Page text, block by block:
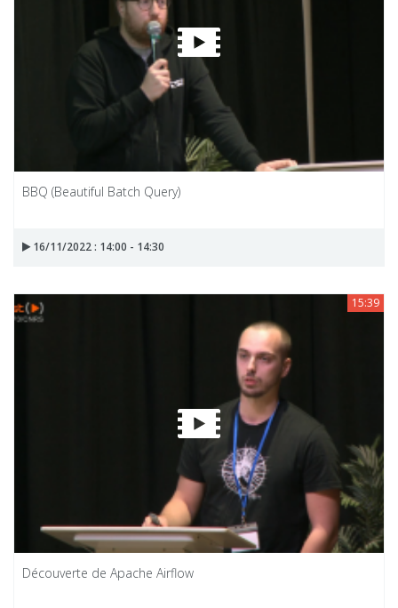
BBQ (Beautiful Batch Query)
16/11/2022 : 14:00 - 14:30
15:39
Découverte de Apache Airflow